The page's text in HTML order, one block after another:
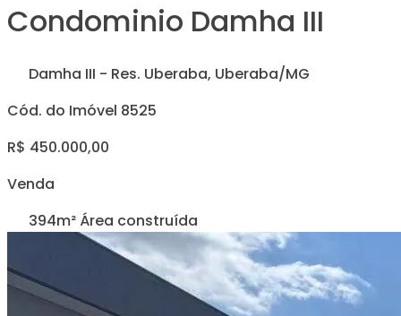
Condominio Damha III
Damha III - Res. Uberaba, Uberaba/MG
Cód. do Imóvel 8525
R$ 450.000,00
Venda
394m² Área construída